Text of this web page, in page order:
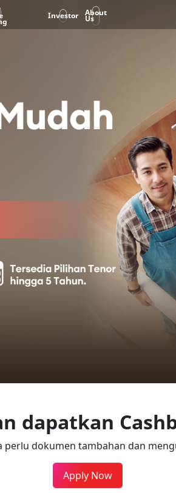
Investor About
Us
dapatkan
dokumen tambahan dan
Apply Now